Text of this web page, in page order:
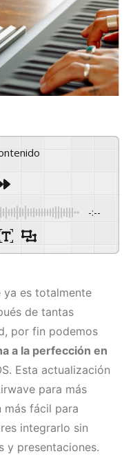
-:--
ya es totalmente
de tantas
por fin podemos
a la perfección en
Esta actualización
para más
más fácil para
integrarlo sin
y presentaciones.